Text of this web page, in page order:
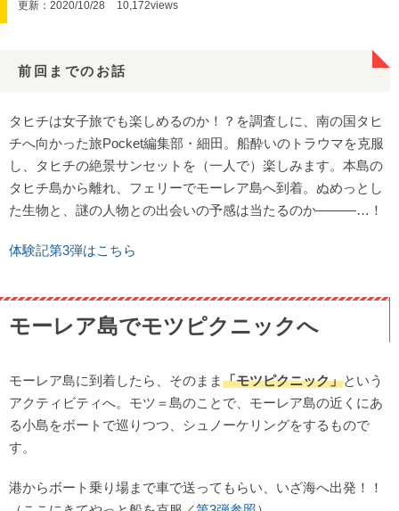
更新：2020/10/28 10,172views
前回までのお話
タヒチは女子旅でも楽しめるのか！？を調査しに、南の国タヒ
チへ向かった旅Pocket編集部・細田。船酔いのトラウマを克服
し、タヒチの絶景サンセットを（一人で）楽しみます。本島の
タヒチ島から離れ、フェリーでモーレア島へ到着。ぬめっとし
た生物と、謎の人物との出会いの予感は当たるのか―――…！
体験記第3弾はこちら
モーレア島でモツピクニックへ
モーレア島に到着したら、そのまま「モツピクニック」という
アクティビティへ。モツ＝島のことで、モーレア島の近くにあ
る小島をボートで巡りつつ、シュノーケリングをするもので
す。
港からボート乗り場まで車で送ってもらい、いざ海へ出発！！